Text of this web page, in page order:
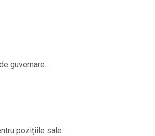
guvernare...
pozițiile sale...